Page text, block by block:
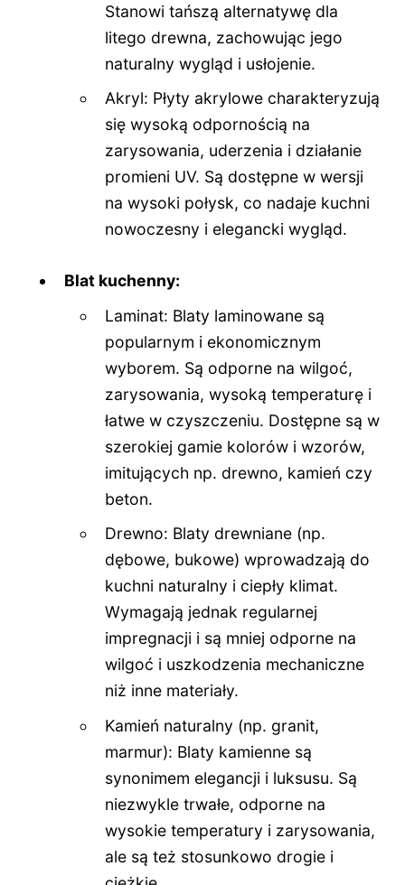
Stanowi tańszą alternatywę dla
litego drewna, zachowując jego
naturalny wygląd i usłojenie.
Akryl: Płyty akrylowe charakteryzują
się wysoką odpornością na
zarysowania, uderzenia i działanie
promieni UV. Są dostępne w wersji
na wysoki połysk, co nadaje kuchni
nowoczesny i elegancki wygląd.
Blat kuchenny:
Laminat: Blaty laminowane są
popularnym i ekonomicznym
wyborem. Są odporne na wilgoć,
zarysowania, wysoką temperaturę i
łatwe w czyszczeniu. Dostępne są w
szerokiej gamie kolorów i wzorów,
imitujących np. drewno, kamień czy
beton.
Drewno: Blaty drewniane (np.
dębowe, bukowe) wprowadzają do
kuchni naturalny i ciepły klimat.
Wymagają jednak regularnej
impregnacji i są mniej odporne na
wilgoć i uszkodzenia mechaniczne
niż inne materiały.
Kamień naturalny (np. granit,
marmur): Blaty kamienne są
synonimem elegancji i luksusu. Są
niezwykle trwałe, odporne na
wysokie temperatury i zarysowania,
ale są też stosunkowo drogie i